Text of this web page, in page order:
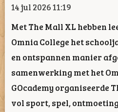
14 jul 202611:19
Met The Mall XL hebben
Omnia College het
en ontspannen manier
samenwerking met het
GOcademy organiseerde
vol sport, spel,